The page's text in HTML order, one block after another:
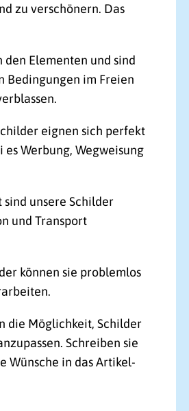
zu verschönern. Das
Elementen und sind
Bedingungen im Freien
eignen sich perfekt
Werbung, Wegweisung
unsere Schilder
und Transport
können sie problemlos
die Möglichkeit, Schilder
Schreiben sie
Wünsche in das Artikel-